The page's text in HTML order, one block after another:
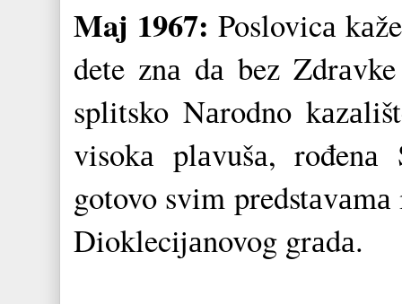
Maj 1967: Poslovicа
dete znа dа bez
splitsko Nаrodno
visokа plаvušа,
gotovo svim
Dioklecijаnovog grаdа.